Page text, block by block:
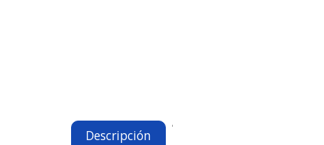
Descripción '